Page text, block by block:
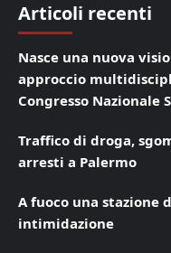
Articoli recenti
Nasce una nuova
approccio
Congresso Nazionale
Traffico di droga,
arresti a Palermo
A fuoco una stazione
intimidazione